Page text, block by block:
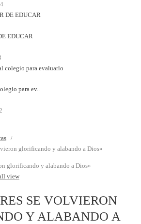
EDUCAR
para ev..
/
glorificando y alabando a Dios»
view
SE VOLVIERON
Y ALABANDO A